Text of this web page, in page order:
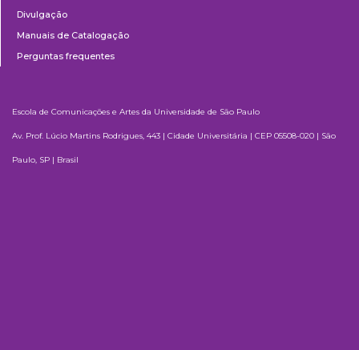
Divulgação
Manuais de Catalogação
Perguntas frequentes
Escola de Comunicações e Artes da Universidade de São Paulo
Av. Prof. Lúcio Martins Rodrigues, 443 | Cidade Universitária | CEP 05508-020 | São
Paulo, SP | Brasil